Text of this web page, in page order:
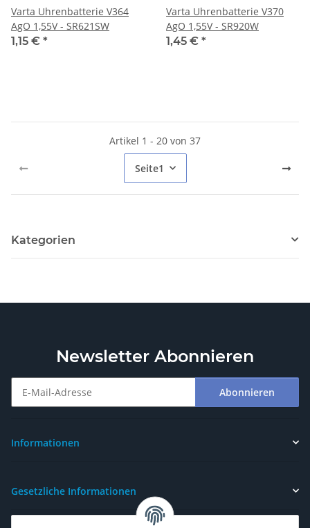
Varta Uhrenbatterie V364
AgO 1,55V - SR621SW
1,15 € *
Varta Uhrenbatterie V370
AgO 1,55V - SR920W
1,45 € *
Artikel 1 - 20 von 37
Seite1
Kategorien
Newsletter Abonnieren
Abonnieren
Informationen
Gesetzliche Informationen